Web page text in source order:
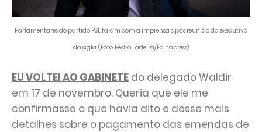
Parlamentares do partido PSL falam com a imprensa após reunião da executiva
da sigla. (Foto: Pedro Ladeira/Folhapress)
EU VOLTEI AO GABINETE do delegado Waldir
em 17 de novembro. Queria que ele me
confirmasse o que havia dito e desse mais
detalhes sobre o pagamento das emendas de